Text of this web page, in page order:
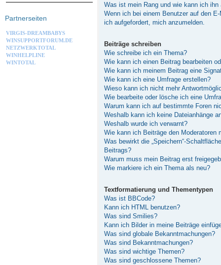
Was ist mein Rang und wie kann ich ihn
Wenn ich bei einem Benutzer auf den
ich aufgefordert, mich anzumelden.
Beiträge schreiben
Wie schreibe ich ein Thema?
Wie kann ich einen Beitrag bearbeiten
Wie kann ich meinem Beitrag eine
Wie kann ich eine Umfrage erstellen?
Wieso kann ich nicht mehr
Wie bearbeite oder lösche ich eine
Warum kann ich auf bestimmte Foren
Weshalb kann ich keine Dateianhänge
Weshalb wurde ich verwarnt?
Wie kann ich Beiträge den Moderatoren
Was bewirkt die „Speichern“-
Beitrags?
Warum muss mein Beitrag erst
Wie markiere ich ein Thema als neu?
Textformatierung und Thementypen
Was ist BBCode?
Kann ich HTML benutzen?
Was sind Smilies?
Kann ich Bilder in meine Beiträge
Was sind globale Bekanntmachungen?
Was sind Bekanntmachungen?
Was sind wichtige Themen?
Was sind geschlossene Themen?
Partnerseiten
VIRGIS-DREAMBABYS
WINSUPPORTFORUM.DE
NETZWERKTOTAL
WINHELPLINE
WINTOTAL